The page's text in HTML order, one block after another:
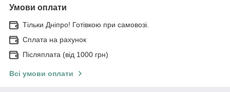
Умови оплати
Тільки Дніпро! Готівкою при самовозі.
Сплата на рахунок
Післяплата (від 1000 грн)
Всі умови оплати